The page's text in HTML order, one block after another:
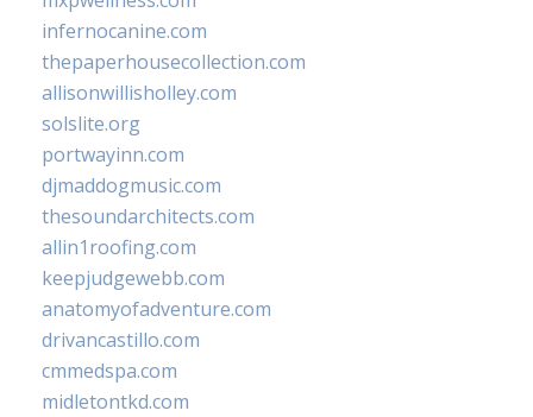
infernocanine.com
thepaperhousecollection.com
allisonwillisholley.com
solslite.org
portwayinn.com
djmaddogmusic.com
thesoundarchitects.com
allin1roofing.com
keepjudgewebb.com
anatomyofadventure.com
drivancastillo.com
cmmedspa.com
midletontkd.com